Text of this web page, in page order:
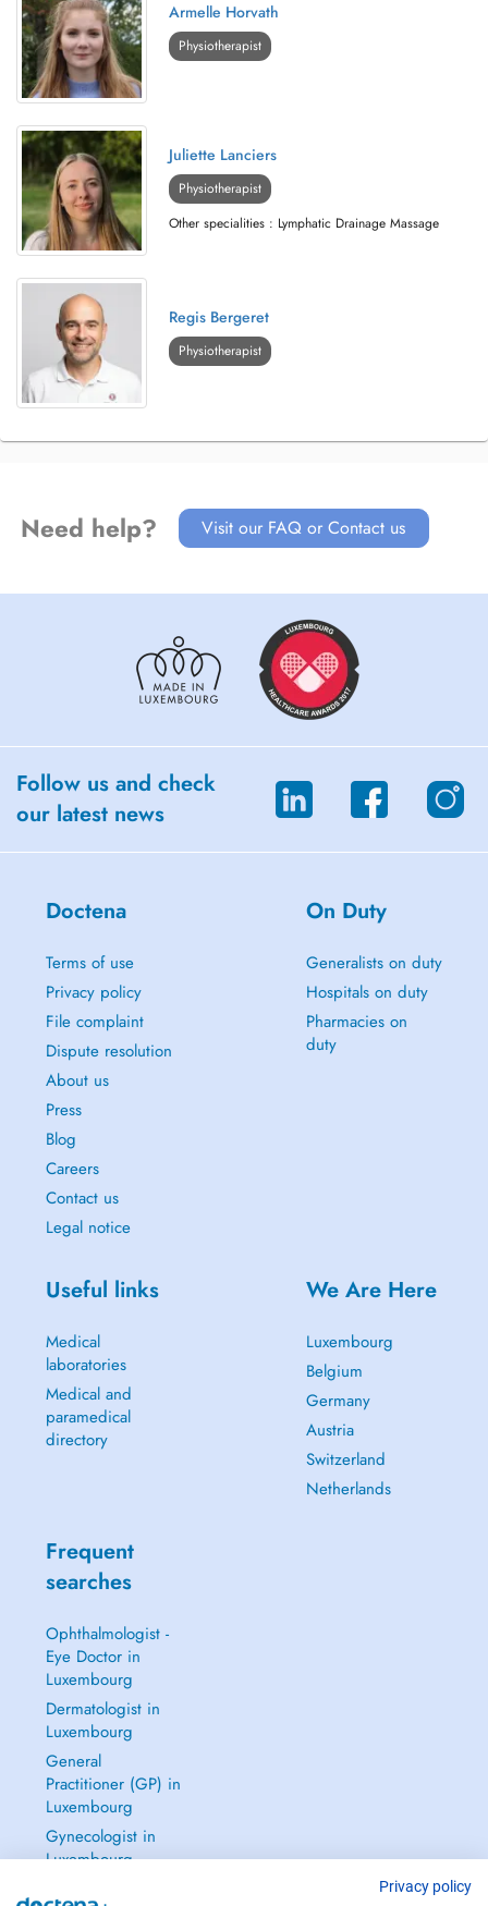
Armelle Horvath
Physiotherapist
Juliette Lanciers
Physiotherapist
Other specialities : Lymphatic Drainage Massage
Regis Bergeret
Physiotherapist
Need help? Visit our FAQ or Contact us
Follow us and check
our latest news
Doctena
Terms of use
Privacy policy
File complaint
Dispute resolution
About us
Press
Blog
Careers
Contact us
Legal notice
On Duty
Generalists on duty
Hospitals on duty
Pharmacies on
duty
Useful links
Medical
laboratories
Medical and
paramedical
directory
We Are Here
Luxembourg
Belgium
Germany
Austria
Switzerland
Netherlands
Frequent
searches
Ophthalmologist -
Eye Doctor in
Luxembourg
Dermatologist in
Luxembourg
General
Practitioner (GP) in
Luxembourg
Gynecologist in
Luxembourg
Privacy policy